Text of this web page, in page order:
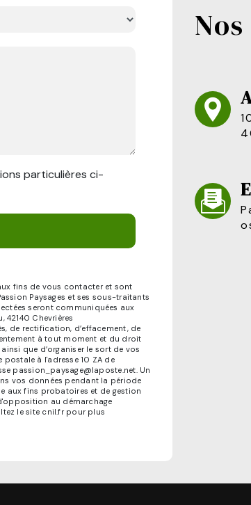
particulières ci-
fins de vous contacter et sont
Paysages et ses sous-traitants
seront communiquées aux
42140 Chevrières
de rectification, d’effacement, de
à tout moment et du droit
que d’organiser le sort de vos
à l'adresse 10 ZA de
passion_paysage@laposte.net. Un
vos données pendant la période
aux fins probatoires et de gestion
au démarchage
le site cnil.fr pour plus
10 ZA de Villedieu, 421
passion_paysage@lap